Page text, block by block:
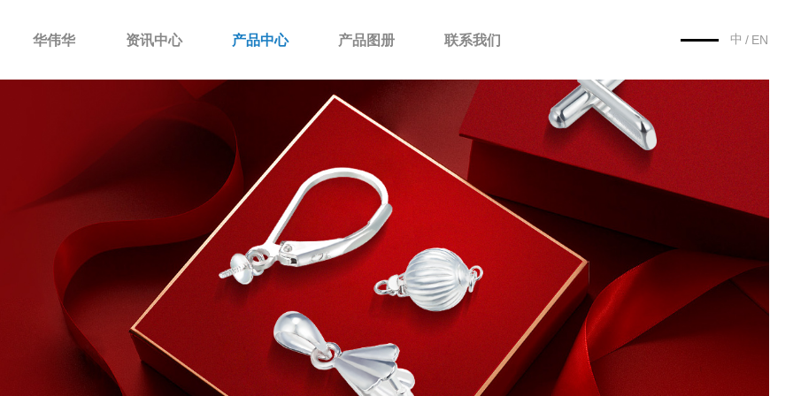
华伟华 资讯中心 产品中心 产品图册 联系我们 中 / EN